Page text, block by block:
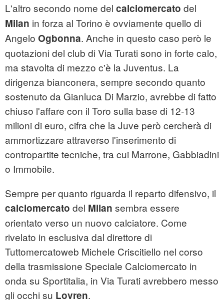
L'altro secondo nome del calciomercato del
Milan in forza al Torino è ovviamente quello di
Angelo Ogbonna. Anche in questo caso però le
quotazioni del club di Via Turati sono in forte calo,
ma stavolta di mezzo c'è la Juventus. La
dirigenza bianconera, sempre secondo quanto
sostenuto da Gianluca Di Marzio, avrebbe di fatto
chiuso l'affare con il Toro sulla base di 12-13
milioni di euro, cifra che la Juve però cercherà di
ammortizzare attraverso l'inserimento di
contropartite tecniche, tra cui Marrone, Gabbiadini
o Immobile.
Sempre per quanto riguarda il reparto difensivo, il
calciomercato del Milan sembra essere
orientato verso un nuovo calciatore. Come
rivelato in esclusiva dal direttore di
Tuttomercatoweb Michele Criscitiello nel corso
della trasmissione Speciale Calciomercato in
onda su Sportitalia, in Via Turati avrebbero messo
gli occhi su Lovren.